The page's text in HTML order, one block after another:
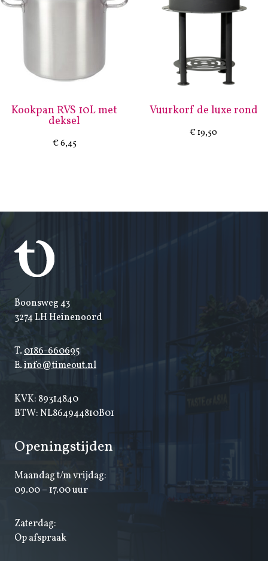
Kookpan RVS 10L met
deksel
€6,45
Vuurkorf de luxe rond
€19,50
Boonsweg 43
3274 LH Heinenoord
T.0186-660695
E.info@timeout.nl
KVK: 89314840
BTW: NL864944810B01
Openingstijden
Maandag t/m vrijdag:
09.00 – 17.00 uur
Zaterdag:
Op afspraak